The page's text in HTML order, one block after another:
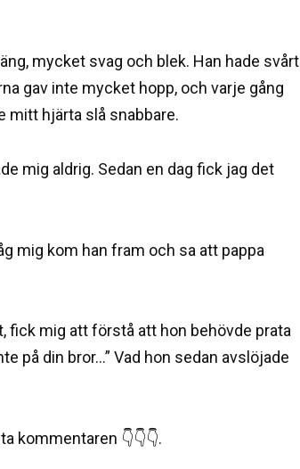
mycket svag och blek. Han hade svårt
gav inte mycket hopp, och varje gång
mitt hjärta slå snabbare.
mig aldrig. Sedan en dag fick jag det
mig kom han fram och sa att pappa
fick mig att förstå att hon behövde prata
på din bror…” Vad hon sedan avslöjade
kommentaren 👇👇👇.